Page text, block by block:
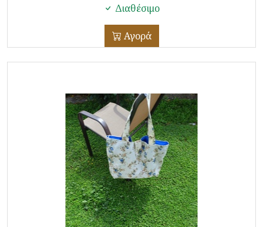
Διαθέσιμο
Αγορά